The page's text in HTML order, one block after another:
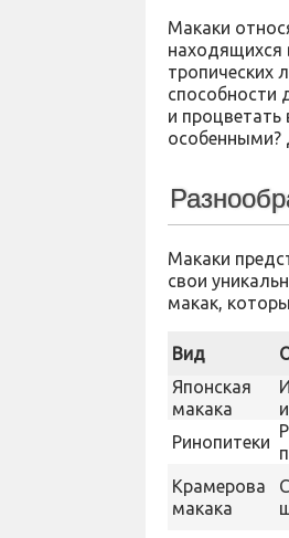
Макаки
находящихся
тропических
способности
и
особенными?
Макаки
свои
макак,
Вид
Японская
макака
Ринопитеки
Крамерова
макака